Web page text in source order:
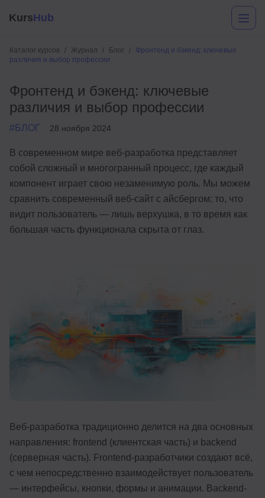
KursHub
Каталог курсов Журнал Блог
Фронтенд и бэкенд: ключевые
различия и выбор профессии
Фронтенд и бэкенд: ключевые
различия и выбор профессии
#БЛОГ 28 ноября 2024
В современном мире веб-разработка представляет
собой сложный и многогранный процесс, где каждый
компонент играет свою незаменимую роль. Мы можем
сравнить современный веб-сайт с айсбергом: то, что
видит пользователь — лишь верхушка, в то время как
большая часть функционала скрыта от глаз.
Веб-разработка традиционно делится на два основных
направления: frontend (клиентская часть) и backend
(серверная часть). Frontend-разработчики создают всё,
с чем непосредственно взаимодействует пользователь
— интерфейсы, кнопки, формы и анимации. Backend-
Разработка
Маркетинг
Дизайн
Аналитика
ДПО
Детям